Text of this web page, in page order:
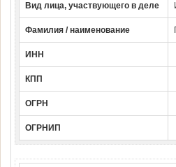
Вид лица, участвующего в деле
Фамилия / наименование
ИНН
КПП
ОГРН
ОГРНИП